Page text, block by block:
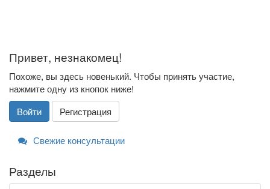
Привет, незнакомец!
Похоже, вы здесь новенький. Чтобы принять участие,
нажмите одну из кнопок ниже!
Войти
Регистрация
Свежие консультации
Разделы